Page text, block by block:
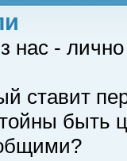
нас -
ставит
быть